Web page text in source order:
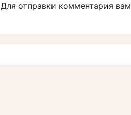
Для отправки комментария